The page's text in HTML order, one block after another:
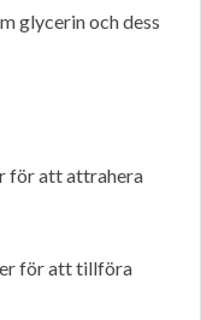
glycerin och dess
för att attrahera
för att tillföra